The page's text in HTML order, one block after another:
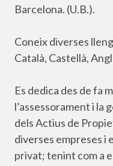
Barcelona. (U.B.).
Coneix diverses
Català, Castellà,
Es dedica des de fa
l’assessorament i la
dels Actius de
diverses empreses i
privat; tenint com a